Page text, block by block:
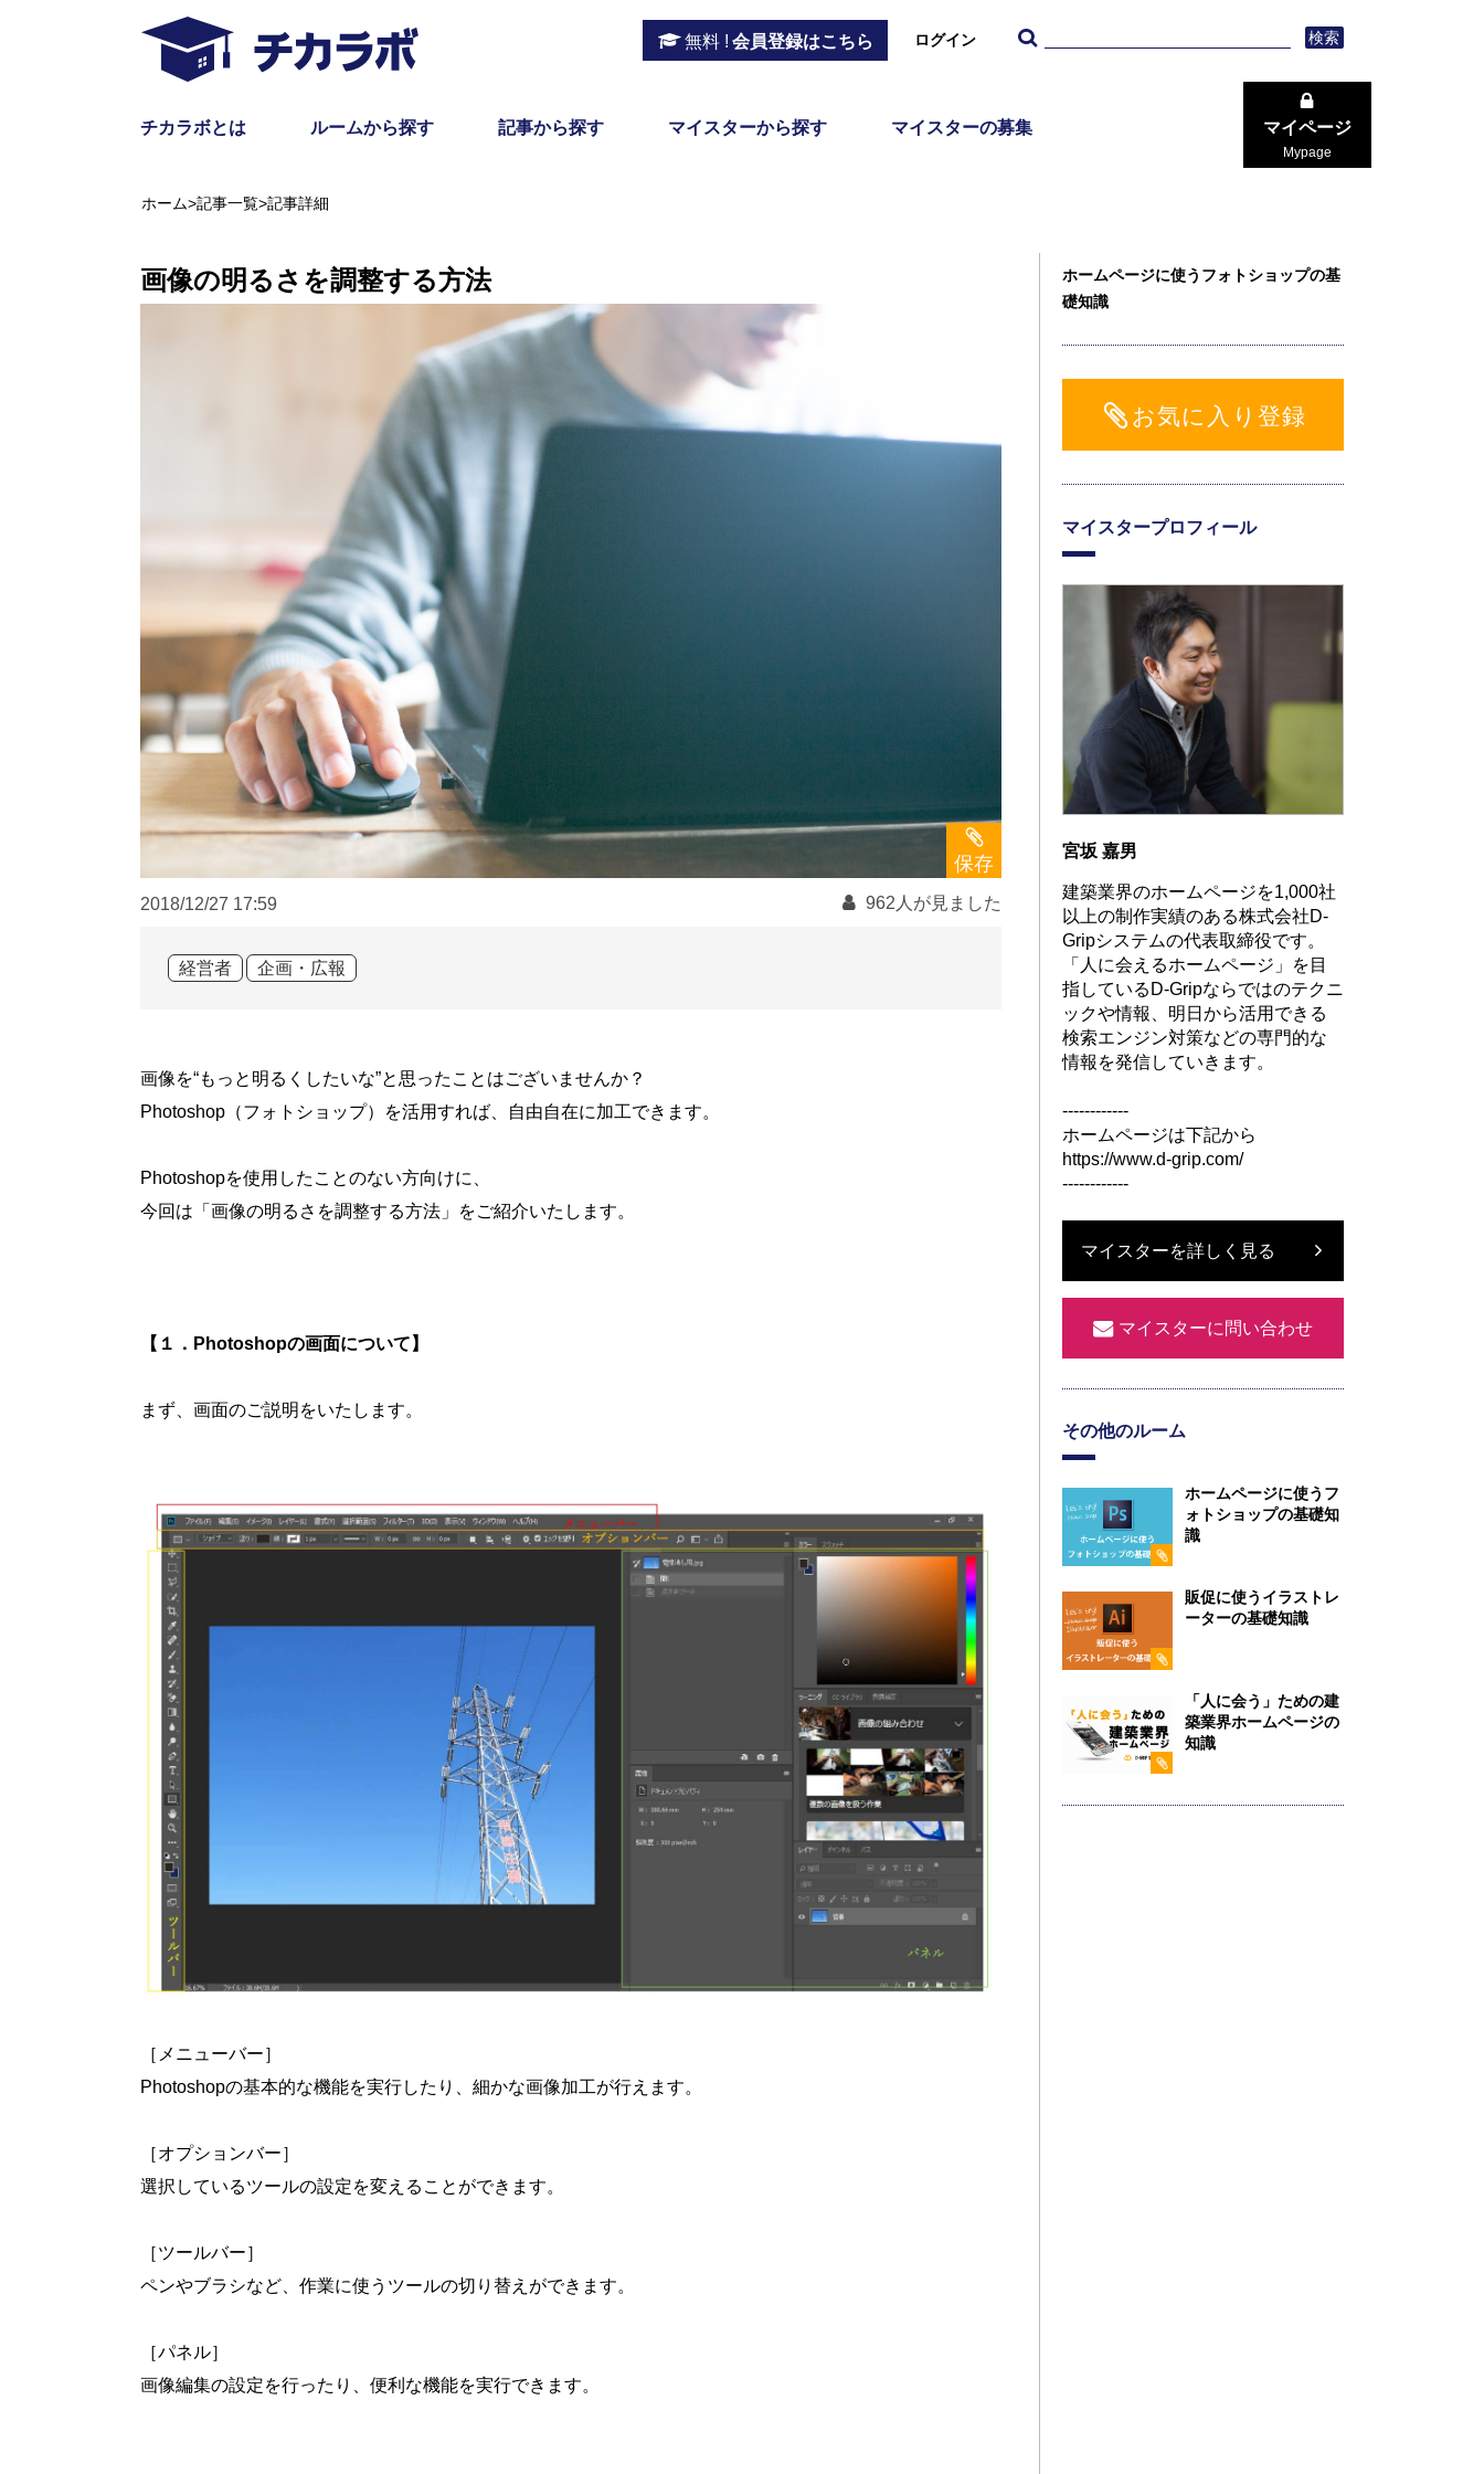
無料 ! 会員登録はこちら ログイン 検索
チカラボとは ルームから探す 記事から探す マイスターから探す マイスターの募集 マイページ
Mypage
ホーム>記事一覧>記事詳細
画像の明るさを調整する方法
保存
2018/12/27 17:59 962人が見ました
経営者 企画・広報
画像を“もっと明るくしたいな”と思ったことはございませんか？
Photoshop （フォトショップ）を活用すれば、自由自在に加工できます。
Photoshopを使用したことのない方向けに、
今回は「画像の明るさを調整する方法」をご紹介いたします。
【１． Photoshopの画面について】
まず、画面のご説明をいたします。
［メニューバー］
Photoshopの基本的な機能を実行したり、細かな画像加工が行えます。
［オプションバー］
選択しているツールの設定を変えることができます。
［ツールバー］
ペンやブラシなど、作業に使うツールの切り替えができます。
［パネル］
画像編集の設定を行ったり、便利な機能を実行できます。
ホームページに使うフォトショップの基
礎知識
お気に入り登録
マイスタープロフィール
宮坂 嘉男
建築業界のホームページを1,000社
以上の制作実績のある株式会社D-
Gripシステムの代表取締役です。
「人に会えるホームページ」を目
指しているD-Gripならではのテクニ
ックや情報、明日から活用できる
検索エンジン対策などの専門的な
情報を発信していきます。
------------
ホームページは下記から
https://www.d-grip.com/
------------
マイスターを詳しく見る
マイスターに問い合わせ
その他のルーム
ホームページに使うフ
ォトショップの基礎知
識
販促に使うイラストレ
ーターの基礎知識
「人に会う」ための建
築業界ホームページの
知識